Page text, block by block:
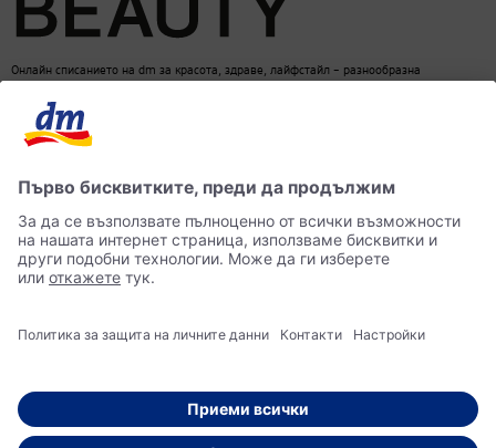
Онлайн списанието на dm за красота, здраве, лайфстайл – разнообразна
dm онлайн магазин Контакти Лични данни
достъпност
© 2026 dm България ЕООД Моят магазин за козметика, парфюмерия, бебешки
продукти, здравословно хранене, стоки за дома, храна за домашни любимци и много
други.